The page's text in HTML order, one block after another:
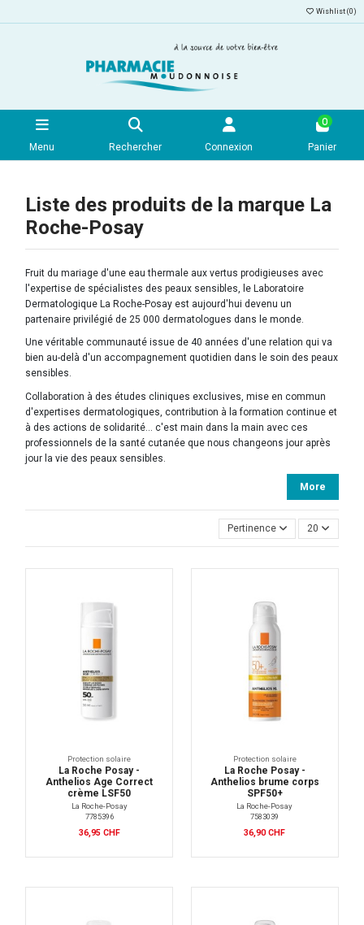
Wishlist (0)
Menu Rechercher Connexion
0
Panier
Liste des produits de la marque La
Roche-Posay
Fruit du mariage d'une eau thermale aux vertus prodigieuses avec
l'expertise de spécialistes des peaux sensibles, le Laboratoire
Dermatologique La Roche-Posay est aujourd'hui devenu un
partenaire privilégié de 25 000 dermatologues dans le monde.
Une véritable communauté issue de 40 années d'une relation qui va
bien au-delà d'un accompagnement quotidien dans le soin des peaux
sensibles.
Collaboration à des études cliniques exclusives, mise en commun
d'expertises dermatologiques, contribution à la formation continue et
à des actions de solidarité... c'est main dans la main avec ces
professionnels de la santé cutanée que nous changeons jour après
jour la vie des peaux sensibles.
More
Pertinence 20
Protection solaire
La Roche Posay -
Anthelios Age Correct
crème LSF50
La Roche-Posay
7785396
36,95 CHF
Protection solaire
La Roche Posay -
Anthelios brume corps
SPF50+
La Roche-Posay
7583039
36,90 CHF